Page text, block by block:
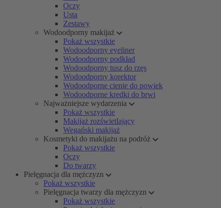
Oczy
Usta
Zestawy
Wodoodporny makijaż
Pokaż wszystkie
Wodoodporny eyeliner
Wodoodporny podkład
Wodoodporny tusz do rzęs
Wodoodporny korektor
Wodoodporne cienie do powiek
Wodoodporne kredki do brwi
Najważniejsze wydarzenia
Pokaż wszystkie
Makijaż rozświetlający
Wegański makijaż
Kosmetyki do makijażu na podróż
Pokaż wszystkie
Oczy
Do twarzy
Pielęgnacja dla mężczyzn
Pokaż wszystkie
Pielęgnacja twarzy dla mężczyzn
Pokaż wszystkie